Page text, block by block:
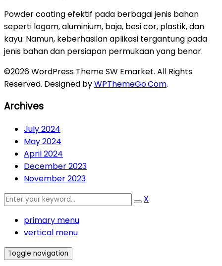
Powder coating efektif pada berbagai jenis bahan
seperti logam, aluminium, baja, besi cor, plastik, dan
kayu. Namun, keberhasilan aplikasi tergantung pada
jenis bahan dan persiapan permukaan yang benar.
©2026 WordPress Theme SW Emarket. All Rights
Reserved. Designed byWPThemeGo.Com.
Archives
July 2024
May 2024
April 2024
December 2023
November 2023
X
primary menu
vertical menu
Toggle navigation